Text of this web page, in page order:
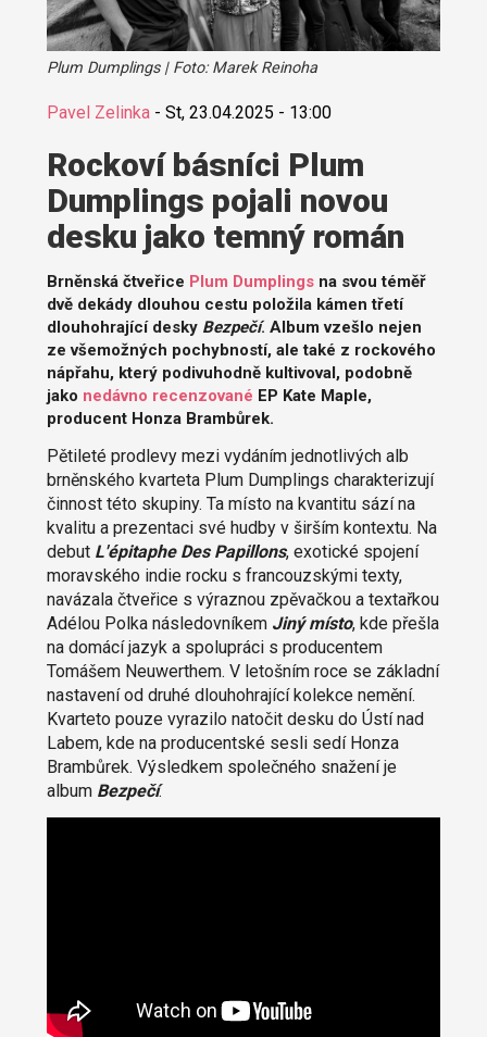
Plum Dumplings | Foto: Marek Reinoha
Pavel Zelinka- St, 23.04.2025 - 13:00
Rockoví básníci Plum
Dumplings pojali novou
desku jako temný román
Brněnská čtveřice Plum Dumplingsna svou téměř
dvě dekády dlouhou cestu položila kámen třetí
dlouhohrající desky Bezpečí. Album vzešlo nejen
ze všemožných pochybností, ale také z rockového
nápřahu, který podivuhodně kultivoval, podobně
jako nedávno recenzované EP Kate Maple,
producent Honza Brambůrek.
Pětileté prodlevy mezi vydáním jednotlivých alb
brněnského kvarteta Plum Dumplings charakterizují
činnost této skupiny. Ta místo na kvantitu sází na
kvalitu a prezentaci své hudby v širším kontextu. Na
debut L'épitaphe Des Papillons, exotické spojení
moravského indie rocku s francouzskými texty,
navázala čtveřice s výraznou zpěvačkou a textařkou
Adélou Polka následovníkem Jiný místo, kde přešla
na domácí jazyk a spolupráci s producentem
Tomášem Neuwerthem. V letošním roce se základní
nastavení od druhé dlouhohrající kolekce nemění.
Kvarteto pouze vyrazilo natočit desku do Ústí nad
Labem, kde na producentské sesli sedí Honza
Brambůrek. Výsledkem společného snažení je
album Bezpečí.